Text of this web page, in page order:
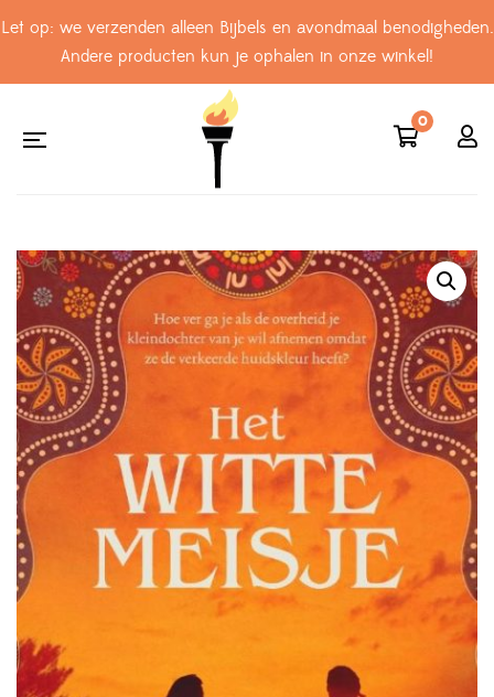
Let op: we verzenden alleen Bijbels en avondmaal benodigheden.
Andere producten kun je ophalen in onze winkel!
0